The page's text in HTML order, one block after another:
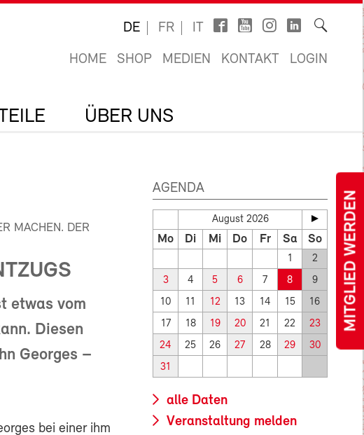
MITGLIED WERDEN
DE FR IT
HOME SHOP MEDIEN KONTAKT LOGIN
ÜBER UNS
MACHEN. DER
etwas vom
Diesen
Georges –
bei einer ihm
AGENDA
August 2026
Mo Di Mi Do Fr Sa So
1 2
3 4 5 6 7 8 9
10 11 12 13 14 15 16
17 18 19 20 21 22 23
24 25 26 27 28 29 30
31
alle Daten
Veranstaltung melden